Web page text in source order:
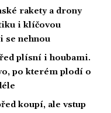
rakety a drony
i klíčovou
se nehnou
plísní i houbami.
po kterém plodí o
koupí, ale vstup